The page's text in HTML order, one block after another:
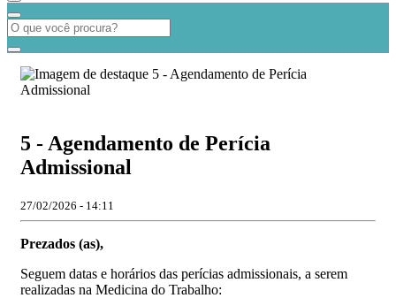
5 - Agendamento de Perícia
Admissional
27/02/2026 - 14:11
Prezados (as),
Seguem datas e horários das perícias admissionais, a serem
realizadas na Medicina do Trabalho: